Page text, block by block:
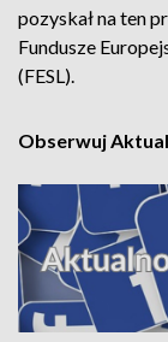
pozyskał na ten
Fundusze
(FESL).
Obserwuj